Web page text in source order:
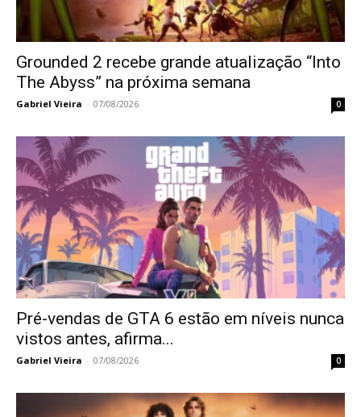
Grounded 2 recebe grande atualização “Into
The Abyss” na próxima semana
Gabriel Vieira - 07/08/2026 0
Pré-vendas de GTA 6 estão em níveis nunca
vistos antes, afirma...
Gabriel Vieira - 07/08/2026 0